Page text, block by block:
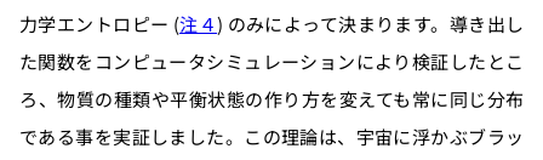
力学エントロピー (注４) のみによって決まります。導き出し
た関数をコンピュータシミュレーションにより検証したとこ
ろ、物質の種類や平衡状態の作り方を変えても常に同じ分布
である事を実証しました。この理論は、宇宙に浮かぶブラッ